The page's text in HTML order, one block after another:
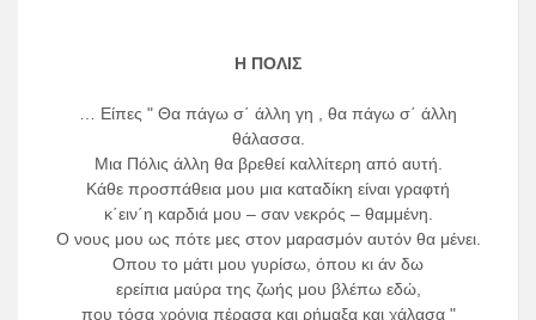
Η ΠΟΛΙΣ
… Είπες " Θα πάγω σ΄ άλλη γη , θα πάγω σ΄ άλλη
θάλασσα.
Μια Πόλις άλλη θα βρεθεί καλλίτερη από αυτή.
Κάθε προσπάθεια μου μια καταδίκη είναι γραφτή
κ΄ειν΄η καρδιά μου – σαν νεκρός – θαμμένη.
Ο νους μου ως πότε μες στον μαρασμόν αυτόν θα μένει.
Οπου το μάτι μου γυρίσω, όπου κι άν δω
ερείπια μαύρα της ζωής μου βλέπω εδώ,
που τόσα χρόνια πέρασα και ρήμαξα και χάλασα "